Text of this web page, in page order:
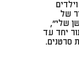
של
שלי",
יחד עד
סרטנים.